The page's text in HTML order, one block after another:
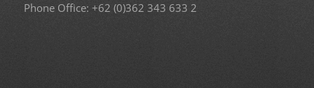
Phone Office: +62 (0)362 343 633 2